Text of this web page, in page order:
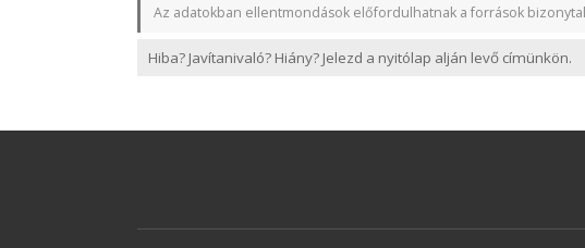
Az adatokban ellentmondások előfordulhatnak a források
Hiba? Javítanivaló? Hiány? Jelezd a nyitólap alján levő címünkön.